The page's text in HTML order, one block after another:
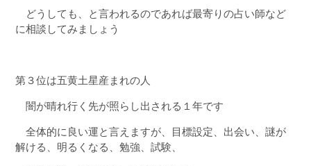
どうしても、と言われるのであれば最寄りの占い師など
に相談してみましょう
第３位は五黄土星産まれの人
闇が晴れ行く先が照らし出される１年です
全体的に良い運と言えますが、目標設定、出会い、謎が
解ける、明るくなる、勉強、試験、